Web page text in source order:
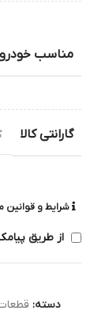
مناسب خودرو
گارانتی کالا
شرایط و قوانین
از طریق
دسته: